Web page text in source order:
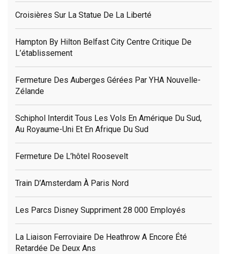
Croisières Sur La Statue De La Liberté
Hampton By Hilton Belfast City Centre Critique De
L’établissement
Fermeture Des Auberges Gérées Par YHA Nouvelle-
Zélande
Schiphol Interdit Tous Les Vols En Amérique Du Sud,
Au Royaume-Uni Et En Afrique Du Sud
Fermeture De L’hôtel Roosevelt
Train D’Amsterdam À Paris Nord
Les Parcs Disney Suppriment 28 000 Employés
La Liaison Ferroviaire De Heathrow A Encore Été
Retardée De Deux Ans